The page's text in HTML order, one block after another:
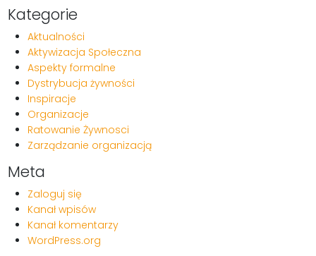
Kategorie
Aktualności
Aktywizacja Społeczna
Aspekty formalne
Dystrybucja żywności
Inspiracje
Organizacje
Ratowanie Żywnosci
Zarządzanie organizacją
Meta
Zaloguj się
Kanał wpisów
Kanał komentarzy
WordPress.org